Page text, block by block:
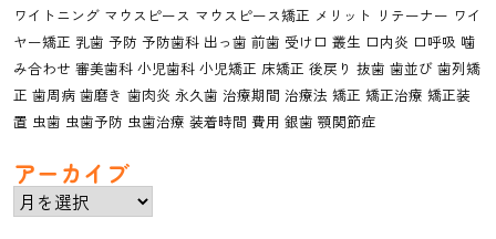
ワイトニング マウスピース マウスピース矯正 メリット リテーナー ワイ
ヤー矯正 乳歯 予防 予防歯科 出っ歯 前歯 受け口 叢生 口内炎 口呼吸 噛
み合わせ 審美歯科 小児歯科 小児矯正 床矯正 後戻り 抜歯 歯並び 歯列矯
正 歯周病 歯磨き 歯肉炎 永久歯 治療期間 治療法 矯正 矯正治療 矯正装
置 虫歯 虫歯予防 虫歯治療 装着時間 費用 銀歯 顎関節症
アーカイブ
ア
ー